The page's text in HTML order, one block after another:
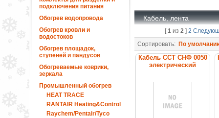
подключения питания
Обогрев водопровода
Обогрев кровли и
водостоков
Обогрев площадок,
ступеней и пандусов
Обогреваемые коврики,
зеркала
Промышленный обогрев
HEAT TRACE
RANTAIR Heating&Control
Raychem/Pentair/Tyco
Кабель, лента
[1из 2] 2
Сортировать: По
Кабель ССТ СНФ 0050
электрический